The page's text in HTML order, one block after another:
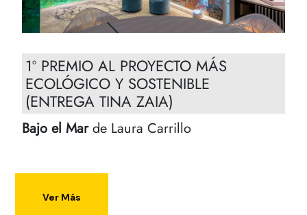
1º PREMIO AL PROYECTO MÁS
ECOLÓGICO Y SOSTENIBLE
(ENTREGA TINA ZAIA)
Bajo el Marde Laura Carrillo
Ver Más